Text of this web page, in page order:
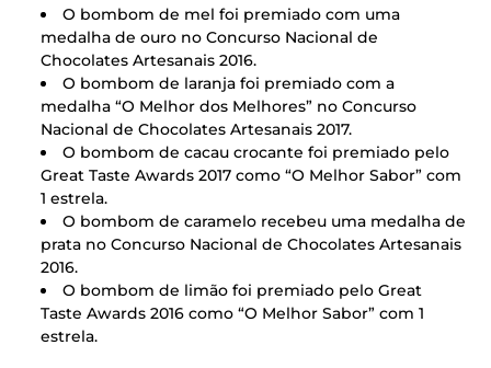
O bombom de mel foi premiado com uma
medalha de ouro no Concurso Nacional de
Chocolates Artesanais 2016.
O bombom de laranja foi premiado com a
medalha “O Melhor dos Melhores” no Concurso
Nacional de Chocolates Artesanais 2017.
O bombom de cacau crocante foi premiado pelo
Great Taste Awards 2017 como “O Melhor Sabor” com
1 estrela.
O bombom de caramelo recebeu uma medalha de
prata no Concurso Nacional de Chocolates Artesanais
2016.
O bombom de limão foi premiado pelo Great
Taste Awards 2016 como “O Melhor Sabor” com 1
estrela.